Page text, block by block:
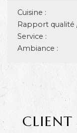
Cuisine :
Rapport qualité
Service :
Ambiance :